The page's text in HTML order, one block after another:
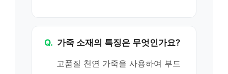
Q. 가죽 소재의 특징은 무엇인가요?
고품질 천연 가죽을 사용하여 부드